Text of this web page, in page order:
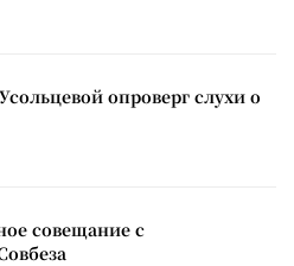
опроверг слухи о
совещание с